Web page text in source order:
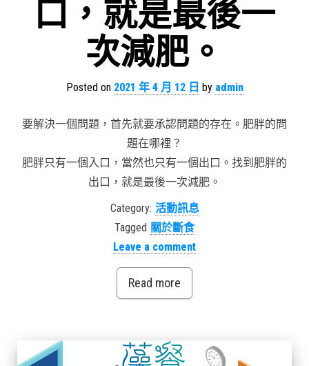
口，就是最後一
次減肥。
Posted on 2021 年 4 月 12 日 by admin
要解決一個問題，首先就要承認問題的存在。肥胖的問
題在哪裡？
肥胖只有一個入口，當然也只有一個出口。找到肥胖的
出口，就是最後一次減肥。
Category: 活動訊息
Tagged 關於斷食
Leave a comment
Read more